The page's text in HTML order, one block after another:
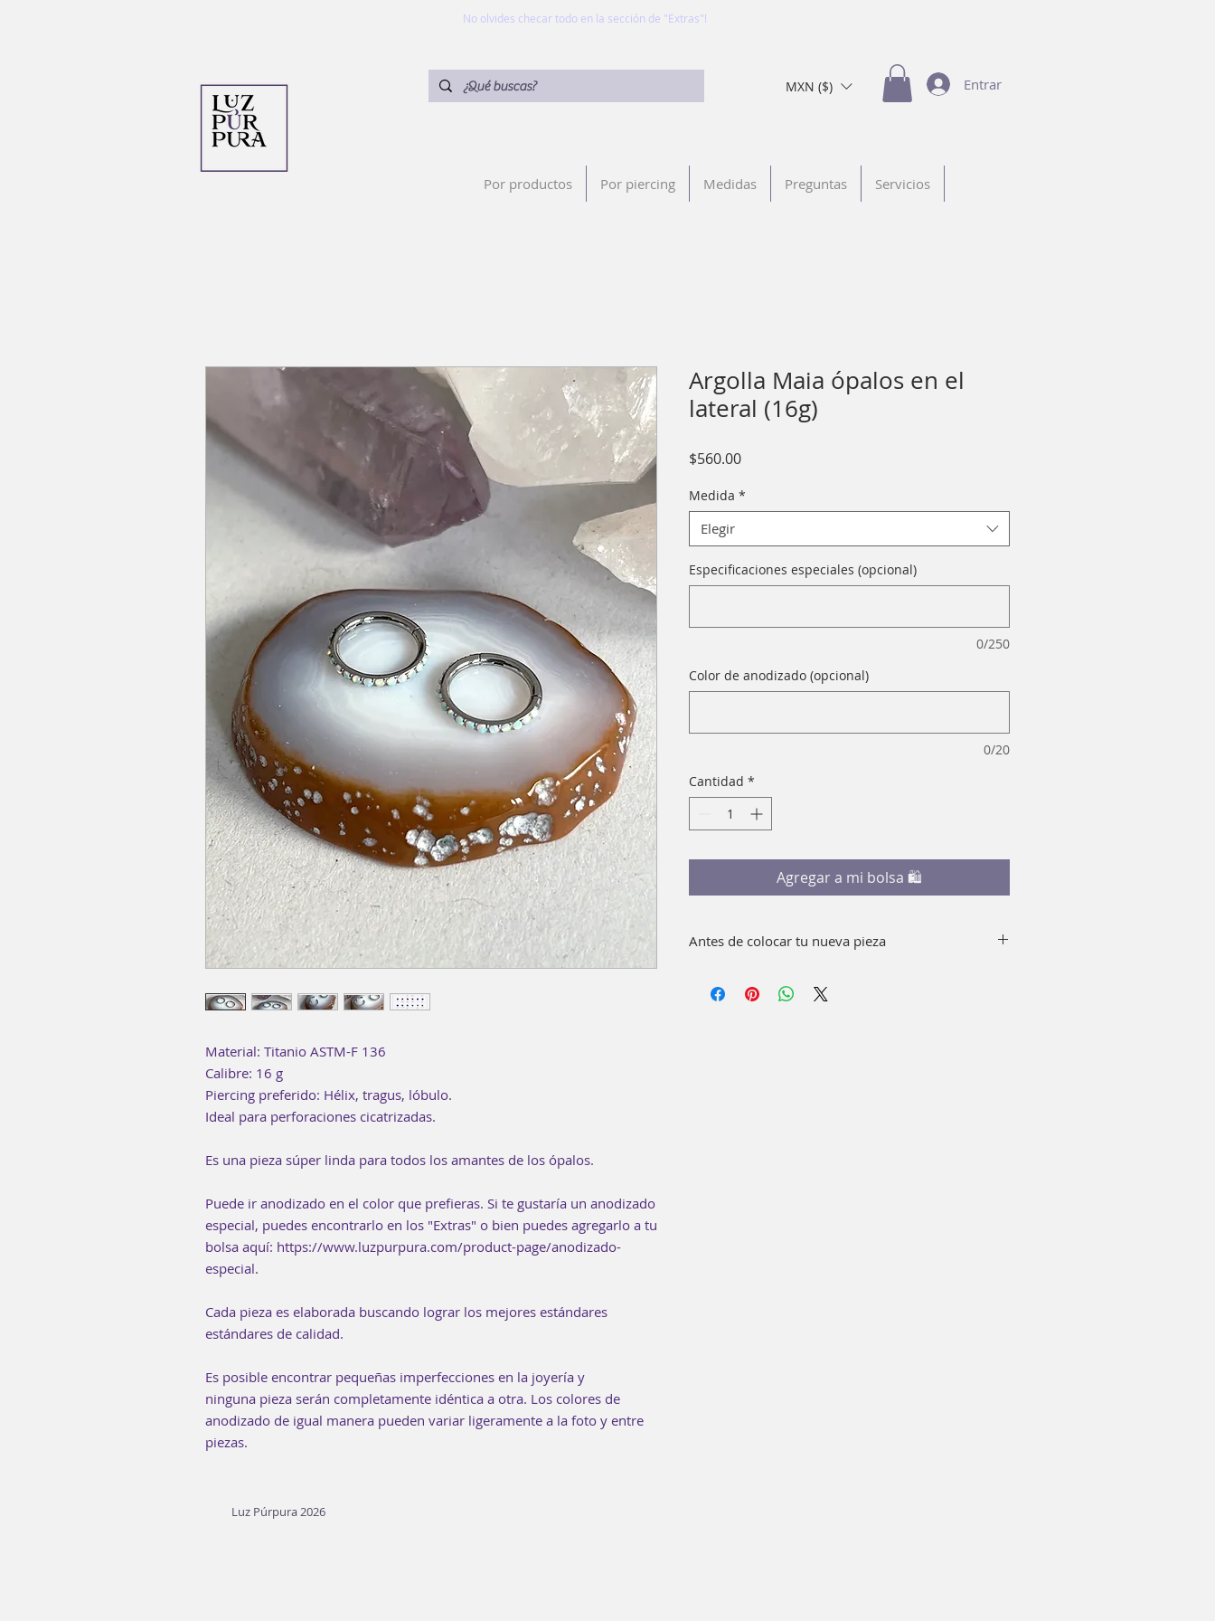
No olvides checar todo en la sección de "Extras"!
MXN ($) Entrar
Por productos Por piercing Medidas Preguntas Servicios
Material: Titanio ASTM-F 136
Calibre: 16 g
Piercing preferido: Hélix, tragus, lóbulo.
Ideal para perforaciones cicatrizadas.
Es una pieza súper linda para todos los amantes de los ópalos.
Puede ir anodizado en el color que prefieras. Si te gustaría un anodizado
especial, puedes encontrarlo en los "Extras" o bien puedes agregarlo a tu
bolsa aquí: https://www.luzpurpura.com/product-page/anodizado-
especial.
Cada pieza es elaborada buscando lograr los mejores estándares
estándares de calidad.
Es posible encontrar pequeñas imperfecciones en la joyería y
ninguna pieza serán completamente idéntica a otra. Los colores de
anodizado de igual manera pueden variar ligeramente a la foto y entre
piezas.
Argolla Maia ópalos en el
lateral (16g)
$560.00Precio
Medida *
Elegir
Especificaciones especiales (opcional)
0/250
Color de anodizado (opcional)
0/20
Cantidad *
Agregar a mi bolsa 🛍
Antes de colocar tu nueva pieza
pieza. Como complemento, puedes sumergir en
Luz Púrpura 2026